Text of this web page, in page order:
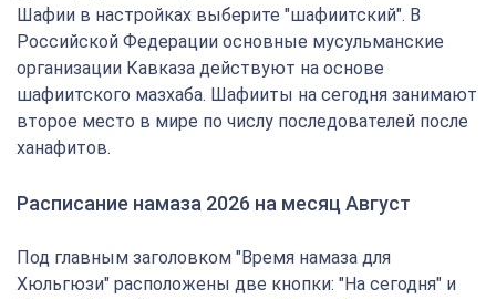
Шафии в настройках выберите "шафиитский". В
Российской Федерации основные мусульманские
организации Кавказа действуют на основе
шафиитского мазхаба. Шафииты на сегодня занимают
второе место в мире по числу последователей после
ханафитов.
Расписание намаза 2026 на месяц Август
Под главным заголовком "Время намаза для
Хюльгюзи" расположены две кнопки: "На сегодня" и